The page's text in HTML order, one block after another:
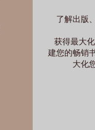
了解出版
获得最大
建您的畅销
大化